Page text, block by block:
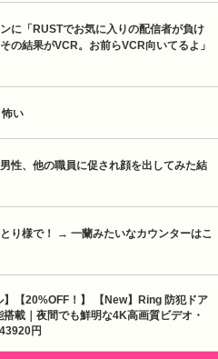
に「RUSTでお気に入りの配信者が負け
の結果がVCR。お前らVCR向いてるよ」
怖い
性、他の職員に促され顔を出してみた結
り様で！ → 一蘭みたいなカウンターはこ
【20%OFF！】 【New】Ring 防犯ドア
載｜夜間でも鮮明な4K高画質ビデオ・
円